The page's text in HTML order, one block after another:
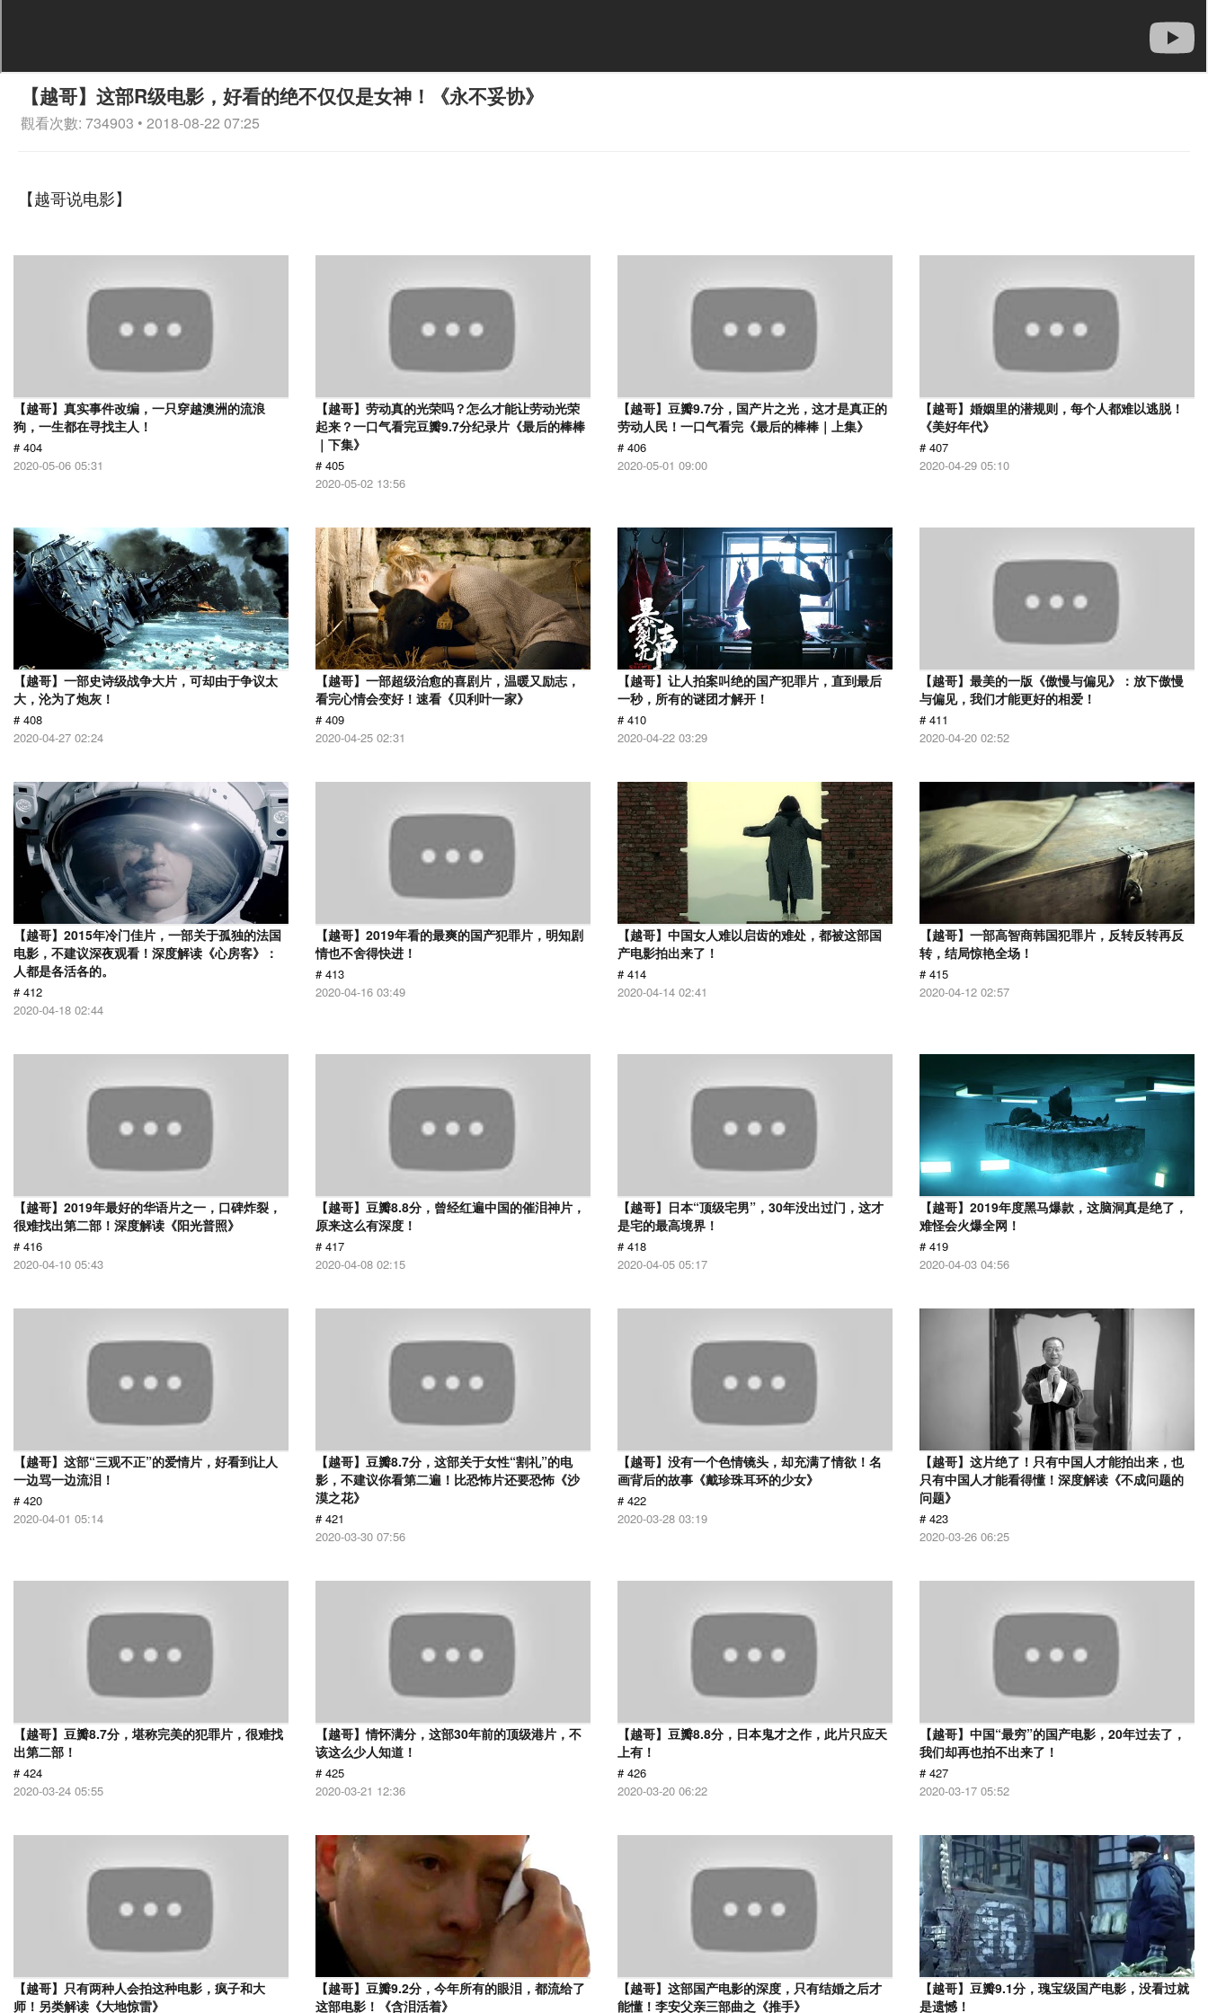
【越哥】这部R级电影，好看的绝不仅仅是女神！《永不妥协》
觀看次數: 734903 • 2018-08-22 07:25
【越哥说电影】
【越哥】真实事件改编，一只穿越澳洲的流浪
狗，一生都在寻找主人！
# 404
2020-05-06 05:31
【越哥】劳动真的光荣吗？怎么才能让劳动光荣
起来？一口气看完豆瓣9.7分纪录片《最后的棒棒
｜下集》
# 405
2020-05-02 13:56
【越哥】豆瓣9.7分，国产片之光，这才是真正的
劳动人民！一口气看完《最后的棒棒｜上集》
# 406
2020-05-01 09:00
【越哥】婚姻里的潜规则，每个人都难以逃脱！
《美好年代》
# 407
2020-04-29 05:10
【越哥】一部史诗级战争大片，可却由于争议太
大，沦为了炮灰！
# 408
2020-04-27 02:24
【越哥】一部超级治愈的喜剧片，温暖又励志，
看完心情会变好！速看《贝利叶一家》
# 409
2020-04-25 02:31
【越哥】让人拍案叫绝的国产犯罪片，直到最后
一秒，所有的谜团才解开！
# 410
2020-04-22 03:29
【越哥】最美的一版《傲慢与偏见》：放下傲慢
与偏见，我们才能更好的相爱！
# 411
2020-04-20 02:52
【越哥】2015年冷门佳片，一部关于孤独的法国
电影，不建议深夜观看！深度解读《心房客》：
人都是各活各的。
# 412
2020-04-18 02:44
【越哥】2019年看的最爽的国产犯罪片，明知剧
情也不舍得快进！
# 413
2020-04-16 03:49
【越哥】中国女人难以启齿的难处，都被这部国
产电影拍出来了！
# 414
2020-04-14 02:41
【越哥】一部高智商韩国犯罪片，反转反转再反
转，结局惊艳全场！
# 415
2020-04-12 02:57
【越哥】2019年最好的华语片之一，口碑炸裂，
很难找出第二部！深度解读《阳光普照》
# 416
2020-04-10 05:43
【越哥】豆瓣8.8分，曾经红遍中国的催泪神片，
原来这么有深度！
# 417
2020-04-08 02:15
【越哥】日本“顶级宅男”，30年没出过门，这才
是宅的最高境界！
# 418
2020-04-05 05:17
【越哥】2019年度黑马爆款，这脑洞真是绝了，
难怪会火爆全网！
# 419
2020-04-03 04:56
【越哥】这部“三观不正”的爱情片，好看到让人
一边骂一边流泪！
# 420
2020-04-01 05:14
【越哥】豆瓣8.7分，这部关于女性“割礼”的电
影，不建议你看第二遍！比恐怖片还要恐怖《沙
漠之花》
# 421
2020-03-30 07:56
【越哥】没有一个色情镜头，却充满了情欲！名
画背后的故事《戴珍珠耳环的少女》
# 422
2020-03-28 03:19
【越哥】这片绝了！只有中国人才能拍出来，也
只有中国人才能看得懂！深度解读《不成问题的
问题》
# 423
2020-03-26 06:25
【越哥】豆瓣8.7分，堪称完美的犯罪片，很难找
出第二部！
# 424
2020-03-24 05:55
【越哥】情怀满分，这部30年前的顶级港片，不
该这么少人知道！
# 425
2020-03-21 12:36
【越哥】豆瓣8.8分，日本鬼才之作，此片只应天
上有！
# 426
2020-03-20 06:22
【越哥】中国“最穷”的国产电影，20年过去了，
我们却再也拍不出来了！
# 427
2020-03-17 05:52
【越哥】只有两种人会拍这种电影，疯子和大
师！另类解读《大地惊雷》
【越哥】豆瓣9.2分，今年所有的眼泪，都流给了
这部电影！《含泪活着》
【越哥】这部国产电影的深度，只有结婚之后才
能懂！李安父亲三部曲之《推手》
【越哥】豆瓣9.1分，瑰宝级国产电影，没看过就
是遗憾！